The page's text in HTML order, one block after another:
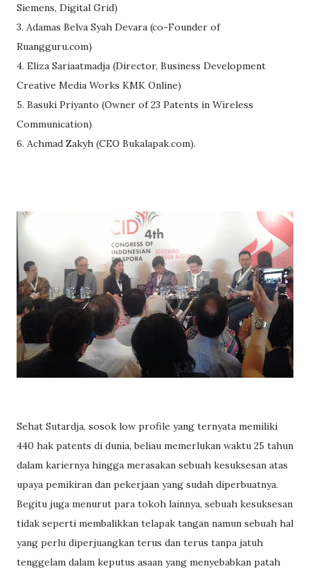
Siemens, Digital Grid)
3. Adamas Belva Syah Devara (co-Founder of
Ruangguru.com)
4. Eliza Sariaatmadja (Director, Business Development
Creative Media Works KMK Online)
5. Basuki Priyanto (Owner of 23 Patents in Wireless
Communication)
6. Achmad Zakyh (CEO Bukalapak.com).
Sehat Sutardja, sosok low profile yang ternyata memiliki
440 hak patents di dunia, beliau memerlukan waktu 25 tahun
dalam kariernya hingga merasakan sebuah kesuksesan atas
upaya pemikiran dan pekerjaan yang sudah diperbuatnya.
Begitu juga menurut para tokoh lainnya, sebuah kesuksesan
tidak seperti membalikkan telapak tangan namun sebuah hal
yang perlu diperjuangkan terus dan terus tanpa jatuh
tenggelam dalam keputus asaan yang menyebabkan patah